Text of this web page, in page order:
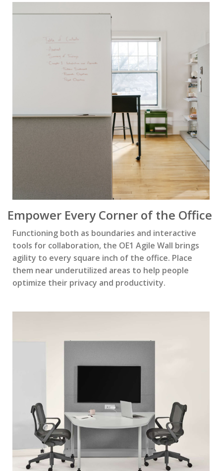
Empower Every Corner of the Office
Functioning both as boundaries and interactive
tools for collaboration, the OE1 Agile Wall brings
agility to every square inch of the office. Place
them near underutilized areas to help people
optimize their privacy and productivity.